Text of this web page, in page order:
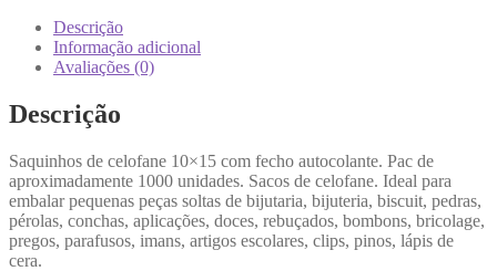
Descrição
Informação adicional
Avaliações (0)
Descrição
Saquinhos de celofane 10×15 com fecho autocolante. Pac de
aproximadamente 1000 unidades. Sacos de celofane. Ideal para
embalar pequenas peças soltas de bijutaria, bijuteria, biscuit, pedras,
pérolas, conchas, aplicações, doces, rebuçados, bombons, bricolage,
pregos, parafusos, imans, artigos escolares, clips, pinos, lápis de
cera.